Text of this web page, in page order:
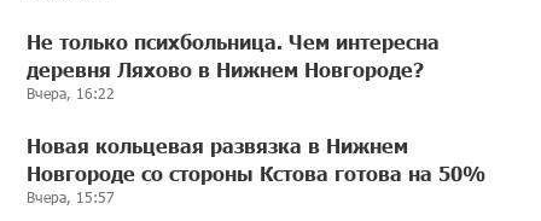
Не только психбольница. Чем интересна
деревня Ляхово в Нижнем Новгороде?
Вчера, 16:22
Новая кольцевая развязка в Нижнем
Новгороде со стороны Кстова готова на 50%
Вчера, 15:57